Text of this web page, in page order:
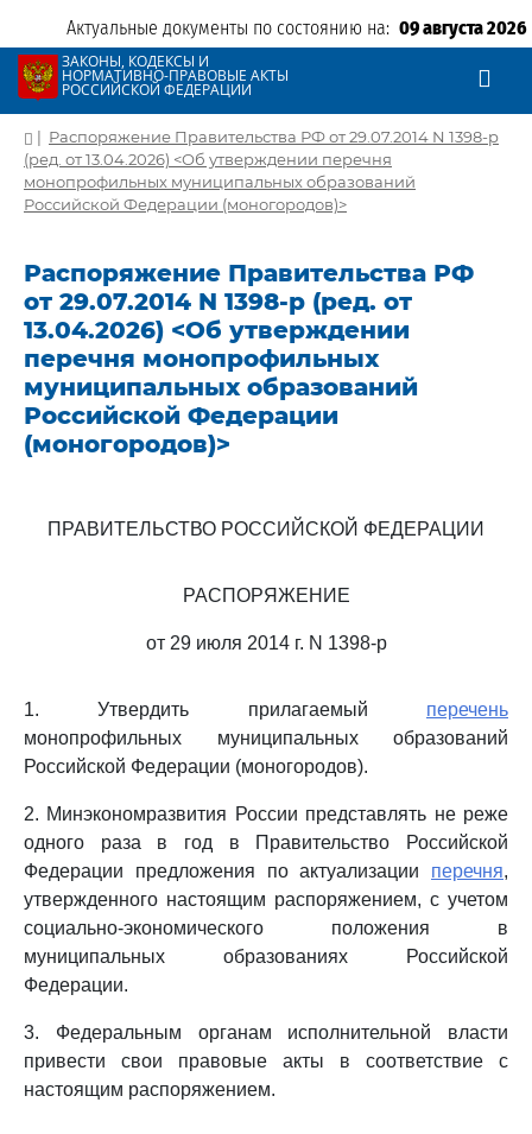
Актуальные документы по состоянию на: 09 августа 2026
ЗАКОНЫ, КОДЕКСЫ И
НОРМАТИВНО-ПРАВОВЫЕ АКТЫ
РОССИЙСКОЙ ФЕДЕРАЦИИ
| Распоряжение Правительства РФ от 29.07.2014 N 1398-р
(ред. от 13.04.2026) <Об утверждении перечня
монопрофильных муниципальных образований
Российской Федерации (моногородов)>
Распоряжение Правительства РФ
от 29.07.2014 N 1398-р (ред. от
13.04.2026) <Об утверждении
перечня монопрофильных
муниципальных образований
Российской Федерации
(моногородов)>
ПРАВИТЕЛЬСТВО РОССИЙСКОЙ ФЕДЕРАЦИИ
РАСПОРЯЖЕНИЕ
от 29 июля 2014 г. N 1398-р
1. Утвердить прилагаемый перечень
монопрофильных муниципальных образований
Российской Федерации (моногородов).
2. Минэкономразвития России представлять не реже
одного раза в год в Правительство Российской
Федерации предложения по актуализации перечня,
утвержденного настоящим распоряжением, с учетом
социально-экономического положения в
муниципальных образованиях Российской
Федерации.
3. Федеральным органам исполнительной власти
привести свои правовые акты в соответствие с
настоящим распоряжением.